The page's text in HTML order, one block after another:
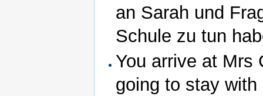
an Sarah und
Schule zu tun
You arrive at Mrs
going to stay